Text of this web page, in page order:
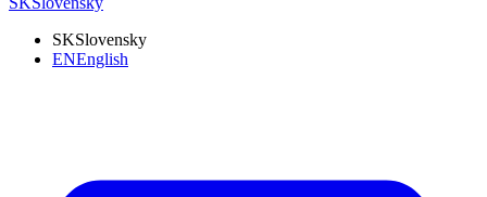
SKSlovensky
ENEnglish